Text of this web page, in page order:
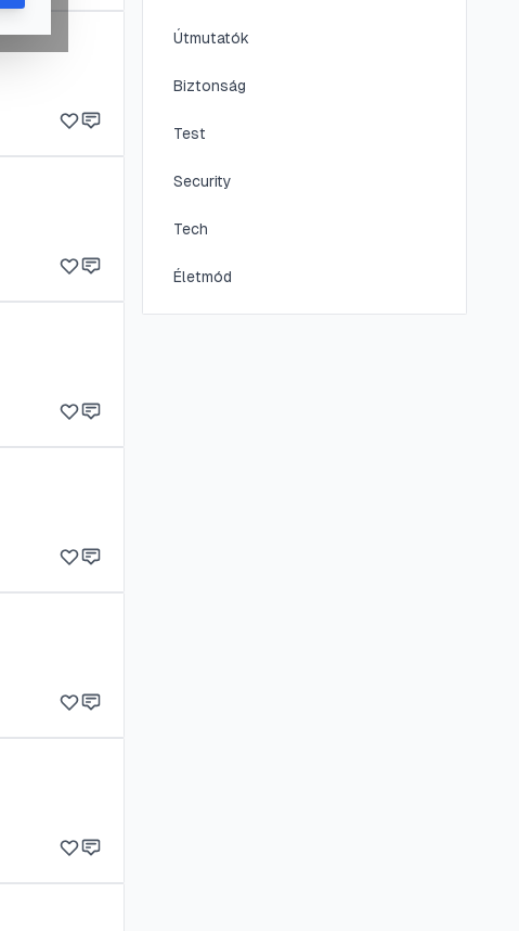
Útmutatók
Biztonság
Test
Security
Tech
Életmód